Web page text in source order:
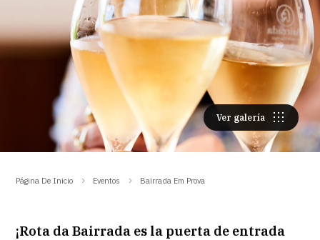
Ver galería
Página De Inicio Eventos Bairrada Em Prova
¡Rota da Bairrada es la puerta de entrada